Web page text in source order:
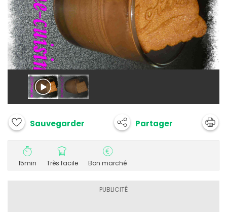
Sauvegarder Partager
15min Très facile Bon marché